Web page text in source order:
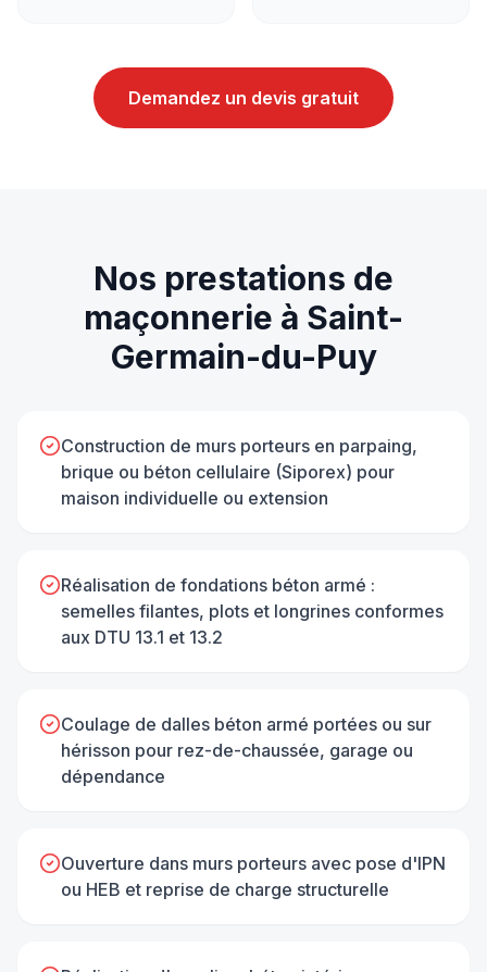
Demandez un devis gratuit
Nos prestations de
maçonnerie à Saint-
Germain-du-Puy
Construction de murs porteurs en parpaing,
brique ou béton cellulaire (Siporex) pour
maison individuelle ou extension
Réalisation de fondations béton armé :
semelles filantes, plots et longrines conformes
aux DTU 13.1 et 13.2
Coulage de dalles béton armé portées ou sur
hérisson pour rez-de-chaussée, garage ou
dépendance
Ouverture dans murs porteurs avec pose d'IPN
ou HEB et reprise de charge structurelle